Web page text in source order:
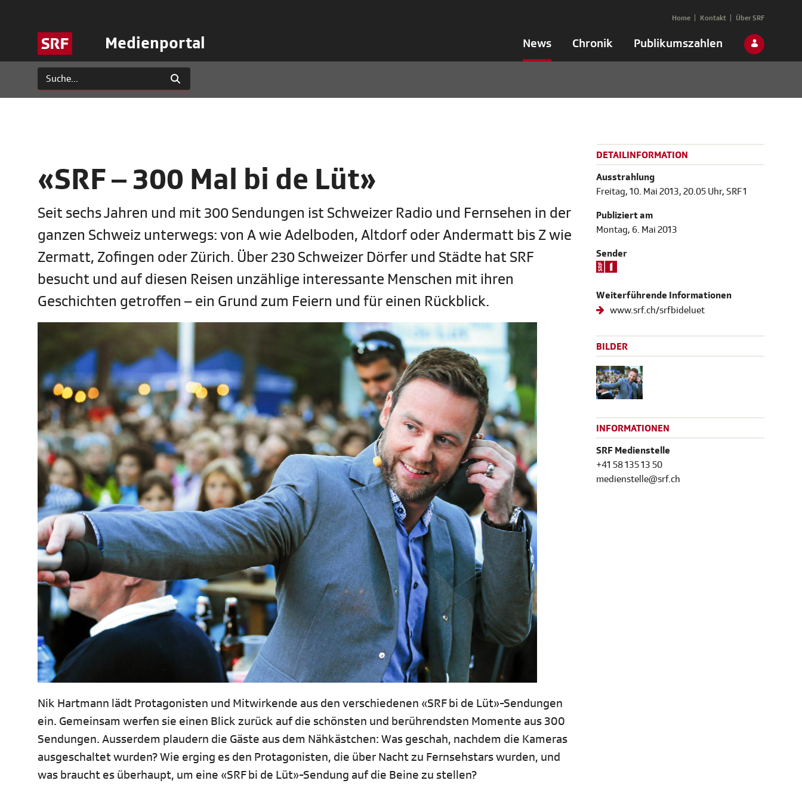
Medienportal News Chronik Publikumszahlen
Home Kontakt Über SRF
«SRF – 300 Mal bi de Lüt»
Seit sechs Jahren und mit 300 Sendungen ist Schweizer Radio und Fernsehen in der
ganzen Schweiz unterwegs: von A wie Adelboden, Altdorf oder Andermatt bis Z wie
Zermatt, Zofingen oder Zürich. Über 230 Schweizer Dörfer und Städte hat SRF
besucht und auf diesen Reisen unzählige interessante Menschen mit ihren
Geschichten getroffen – ein Grund zum Feiern und für einen Rückblick.
Nik Hartmann lädt Protagonisten und Mitwirkende aus den verschiedenen «SRF bi de Lüt»-Sendungen
ein. Gemeinsam werfen sie einen Blick zurück auf die schönsten und berührendsten Momente aus 300
Sendungen. Ausserdem plaudern die Gäste aus dem Nähkästchen: Was geschah, nachdem die Kameras
ausgeschaltet wurden? Wie erging es den Protagonisten, die über Nacht zu Fernsehstars wurden, und
was braucht es überhaupt, um eine «SRF bi de Lüt»-Sendung auf die Beine zu stellen?
DETAILINFORMATION
Ausstrahlung
Freitag, 10. Mai 2013, 20.05 Uhr, SRF 1
Publiziert am
Montag, 6. Mai 2013
Sender
Weiterführende Informationen
www.srf.ch/srfbideluet
BILDER
INFORMATIONEN
SRF Medienstelle
+41 58 135 13 50
medienstelle@srf.ch